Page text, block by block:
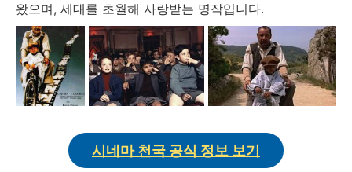
왔으며, 세대를 초월해 사랑받는 명작입니다.
시네마 천국 공식 정보 보기